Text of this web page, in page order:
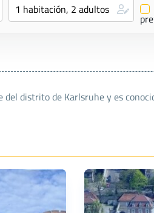
✔
distrito de Karlsruhe y es